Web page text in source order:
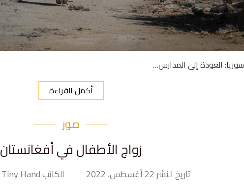
سوريا: العودة إلى المدارس…
أكمل القراءة
صور
زواج الأطفال في أفغانستان
تاريخ النشر 22 أغسطس، 2022 الكاتب Tiny Hand